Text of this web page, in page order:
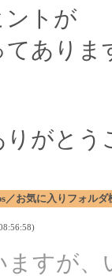
ントが
ありま
りがとう
／お気に入りフォルダ
ますが